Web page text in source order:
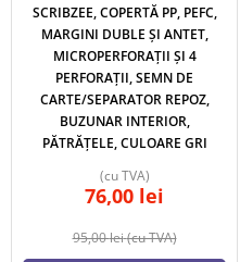
SCRIBZEE, COPERTĂ PP, PEFC,
MARGINI DUBLE ȘI ANTET,
MICROPERFORAȚII ȘI 4
PERFORAȚII, SEMN DE
CARTE/SEPARATOR REPOZ,
BUZUNAR INTERIOR,
PĂTRĂȚELE, CULOARE GRI
95,00lei(cu TVA)
76,00 lei
(cu TVA)